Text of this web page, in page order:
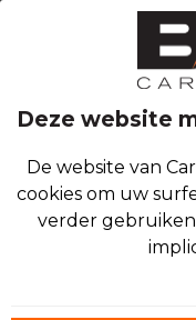
WIJ HELPEN
Deze website
De website van
cookies om uw
verder